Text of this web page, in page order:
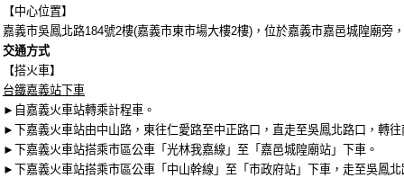
【中心位置】
嘉義市吳鳳北路184號2樓(嘉義市東市場大樓2樓)，位於嘉義市嘉邑城隍廟
交通方式
【搭火車】
台鐵嘉義站下車
►自嘉義火車站轉乘計程車。
►下嘉義火車站由中山路，東往仁愛路至中正路口，直走至吳鳳北路口，轉
►下嘉義火車站搭乘市區公車「光林我嘉線」至「嘉邑城隍廟站」下車。
►下嘉義火車站搭乘市區公車「中山幹線」至「市政府站」下車，走至吳鳳